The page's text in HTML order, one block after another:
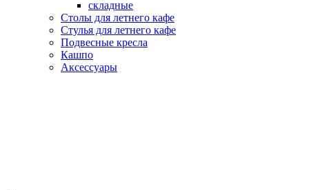
складные
Столы для летнего кафе
Стулья для летнего кафе
Подвесные кресла
Кашпо
Аксессуары